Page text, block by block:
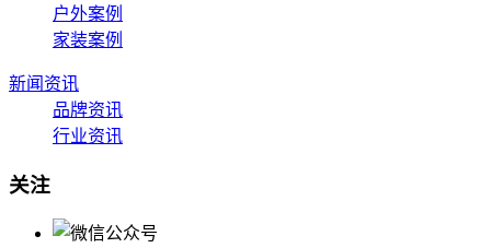
户外案例
家装案例
新闻资讯
品牌资讯
行业资讯
关注